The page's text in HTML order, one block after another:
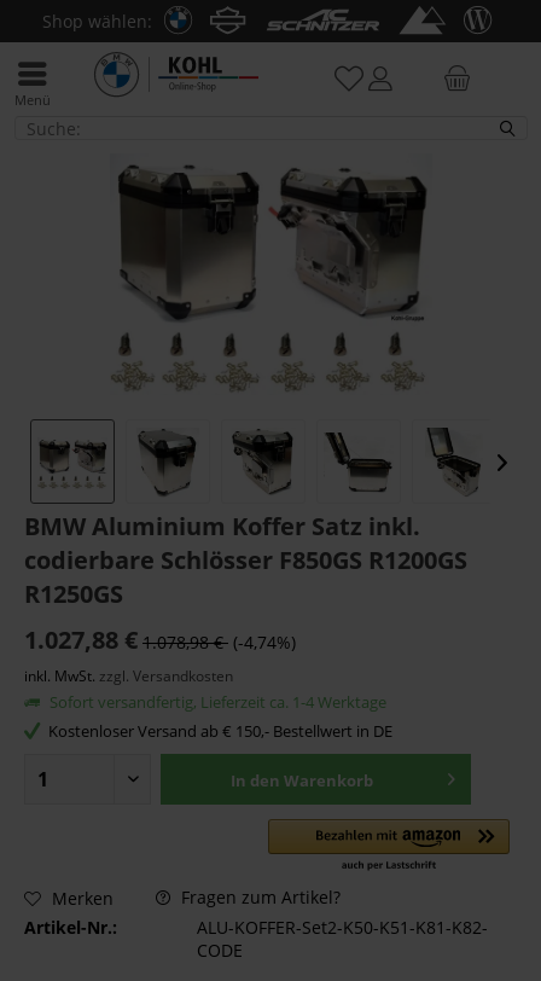
Shop wählen:
Menü
Koffer & Koffersysteme
BMW Aluminium Koffer Satz inkl.
codierbare Schlösser F850GS R1200GS
R1250GS
1.027,88 € 1.078,98 € (-4,74%)
inkl. MwSt. zzgl. Versandkosten
Sofort versandfertig, Lieferzeit ca. 1-4 Werktage
Kostenloser Versand ab € 150,- Bestellwert in DE
In den Warenkorb
Merken
Fragen zum Artikel?
Artikel-Nr.:
ALU-KOFFER-Set2-K50-K51-K81-K82-
CODE